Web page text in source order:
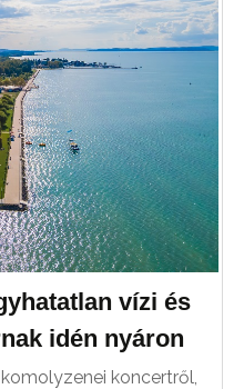
vízi és
idén nyáron
koncertről,